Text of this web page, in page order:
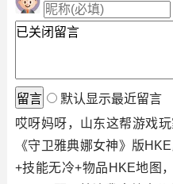
默认显示最近留言
哎呀妈呀，山东这帮游戏
《守卫雅典娜女神》版
+技能无冷+物品HKE地图